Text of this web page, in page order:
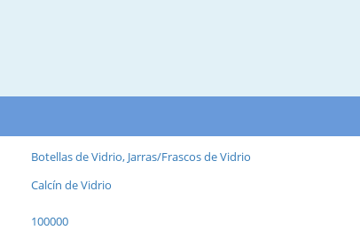
Botellas de Vidrio, Jarras/Frascos de Vidrio
Calcín de Vidrio
100000